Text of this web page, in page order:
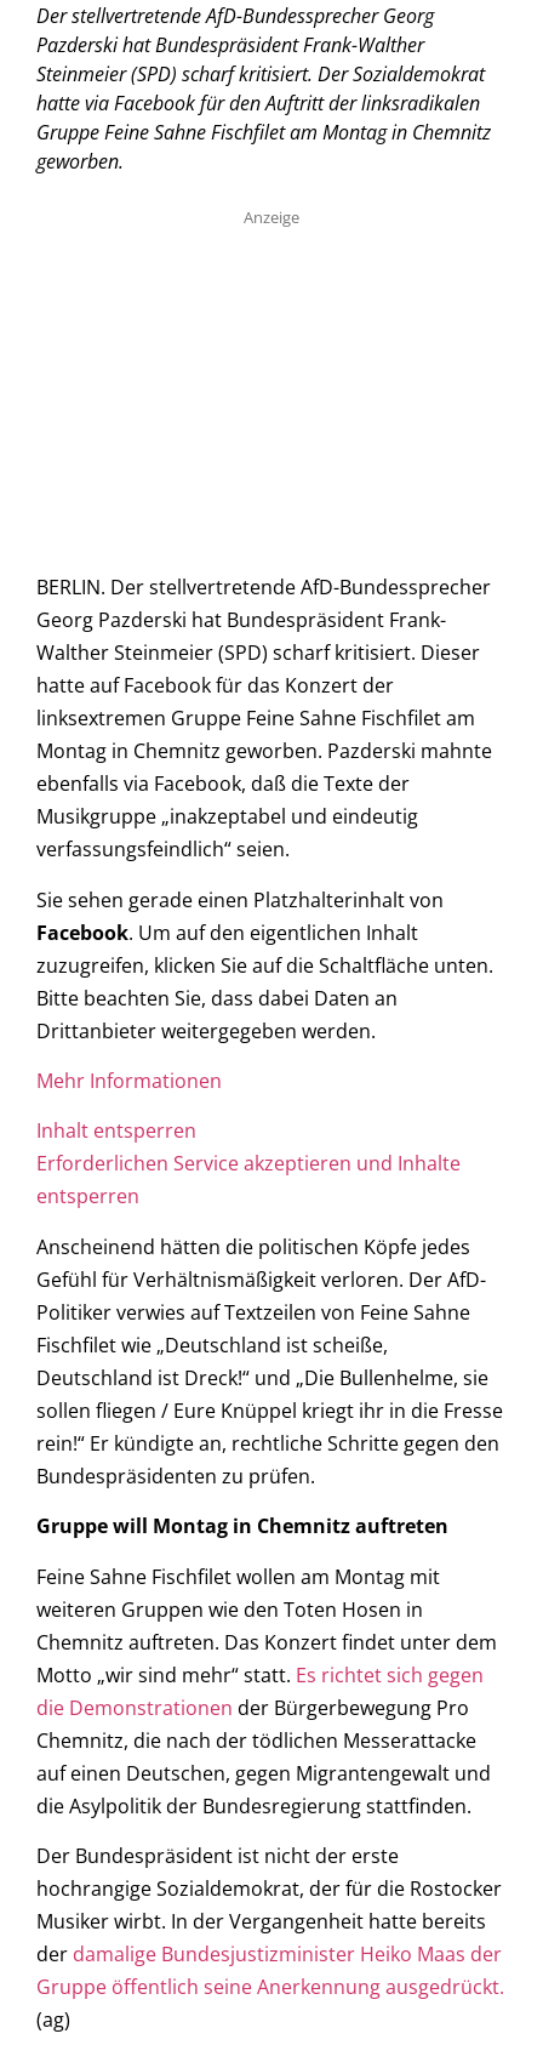
Der stellvertretende AfD-Bundessprecher Georg
Pazderski hat Bundespräsident Frank-Walther
Steinmeier (SPD) scharf kritisiert. Der Sozialdemokrat
hatte via Facebook für den Auftritt der linksradikalen
Gruppe Feine Sahne Fischfilet am Montag in Chemnitz
geworben.
Anzeige
BERLIN. Der stellvertretende AfD-Bundessprecher
Georg Pazderski hat Bundespräsident Frank-
Walther Steinmeier (SPD) scharf kritisiert. Dieser
hatte auf Facebook für das Konzert der
linksextremen Gruppe Feine Sahne Fischfilet am
Montag in Chemnitz geworben. Pazderski mahnte
ebenfalls via Facebook, daß die Texte der
Musikgruppe „inakzeptabel und eindeutig
verfassungsfeindlich“ seien.
Sie sehen gerade einen Platzhalterinhalt von
Facebook. Um auf den eigentlichen Inhalt
zuzugreifen, klicken Sie auf die Schaltfläche unten.
Bitte beachten Sie, dass dabei Daten an
Drittanbieter weitergegeben werden.
Mehr Informationen
Inhalt entsperren
Erforderlichen Service akzeptieren und Inhalte
entsperren
Anscheinend hätten die politischen Köpfe jedes
Gefühl für Verhältnismäßigkeit verloren. Der AfD-
Politiker verwies auf Textzeilen von Feine Sahne
Fischfilet wie „Deutschland ist scheiße,
Deutschland ist Dreck!“ und „Die Bullenhelme, sie
sollen fliegen / Eure Knüppel kriegt ihr in die Fresse
rein!“ Er kündigte an, rechtliche Schritte gegen den
Bundespräsidenten zu prüfen.
Gruppe will Montag in Chemnitz auftreten
Feine Sahne Fischfilet wollen am Montag mit
weiteren Gruppen wie den Toten Hosen in
Chemnitz auftreten. Das Konzert findet unter dem
Motto „wir sind mehr“ statt. Es richtet sich gegen
die Demonstrationen der Bürgerbewegung Pro
Chemnitz, die nach der tödlichen Messerattacke
auf einen Deutschen, gegen Migrantengewalt und
die Asylpolitik der Bundesregierung stattfinden.
Der Bundespräsident ist nicht der erste
hochrangige Sozialdemokrat, der für die Rostocker
Musiker wirbt. In der Vergangenheit hatte bereits
der damalige Bundesjustizminister Heiko Maas der
Gruppe öffentlich seine Anerkennung ausgedrückt.
(ag)